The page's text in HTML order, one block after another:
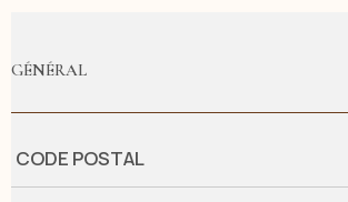
GÉNÉRAL
Caractérisque Valeurs
CODE POSTAL